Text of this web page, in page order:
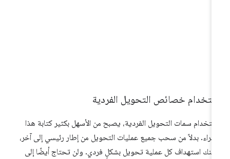
خصائص التحويل الفردية
سمات التحويل الفردية، يصبح من الأسهل بكثير كتابة هذا
بدلاً من سحب جميع عمليات التحويل من إطار رئيسي إلى آخر،
استهداف كل عملية تحويل بشكلٍ فردي. ولن تحتاج أيضًا إلى